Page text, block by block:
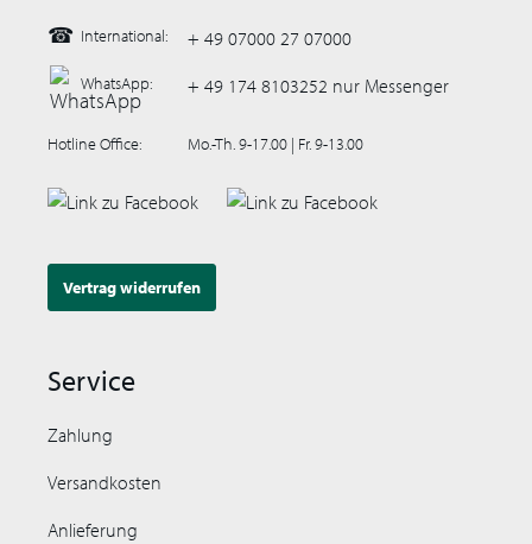
☎ International: + 49 07000 27 07000
WhatsApp: + 49 174 8103252 nur Messenger
Hotline Office: Mo.-Th. 9-17.00 | Fr. 9-13.00
Vertrag widerrufen
Service
Zahlung
Versandkosten
Anlieferung